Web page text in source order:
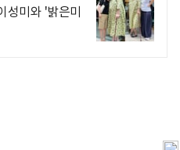
성미와 '밝은미